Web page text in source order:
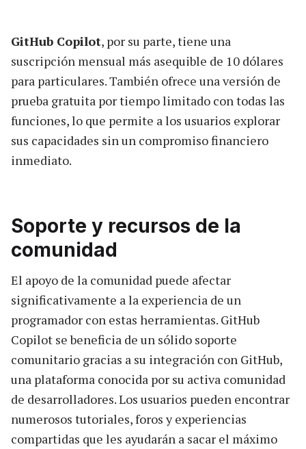
GitHub Copilot, por su parte, tiene una
suscripción mensual más asequible de 10 dólares
para particulares. También ofrece una versión de
prueba gratuita por tiempo limitado con todas las
funciones, lo que permite a los usuarios explorar
sus capacidades sin un compromiso financiero
inmediato.
Soporte y recursos de la
comunidad
El apoyo de la comunidad puede afectar
significativamente a la experiencia de un
programador con estas herramientas. GitHub
Copilot se beneficia de un sólido soporte
comunitario gracias a su integración con GitHub,
una plataforma conocida por su activa comunidad
de desarrolladores. Los usuarios pueden encontrar
numerosos tutoriales, foros y experiencias
compartidas que les ayudarán a sacar el máximo